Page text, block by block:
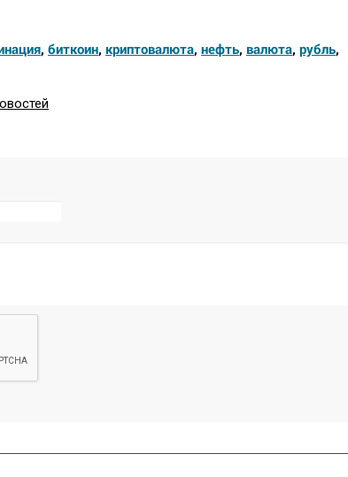
, биткоин, криптовалюта, нефть, валюта, рубль,